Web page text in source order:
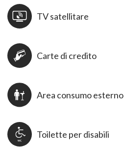
TV satellitare
Carte di credito
Area consumo esterno
Toilette per disabili